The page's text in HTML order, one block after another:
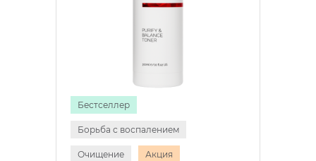
Бестселлер
Борьба с воспалением
Очищение Акция